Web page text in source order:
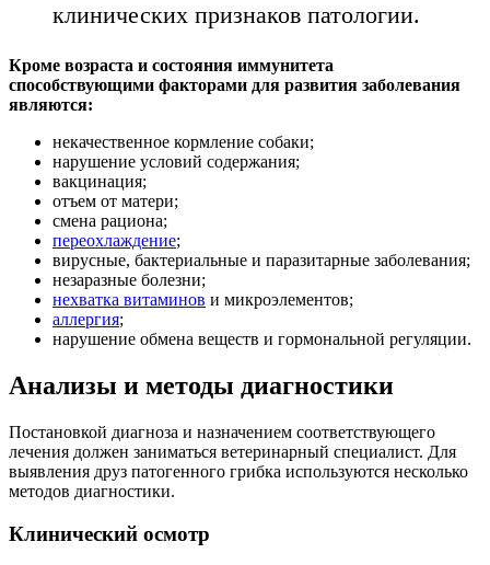
клинических признаков патологии.
Кроме возраста и состояния иммунитета
способствующими факторами для развития заболевания
являются:
некачественное кормление собаки;
нарушение условий содержания;
вакцинация;
отъем от матери;
смена рациона;
переохлаждение;
вирусные, бактериальные и паразитарные заболевания;
незаразные болезни;
нехватка витаминов и микроэлементов;
аллергия;
нарушение обмена веществ и гормональной регуляции.
Анализы и методы диагностики
Постановкой диагноза и назначением соответствующего
лечения должен заниматься ветеринарный специалист. Для
выявления друз патогенного грибка используются несколько
методов диагностики.
Клинический осмотр